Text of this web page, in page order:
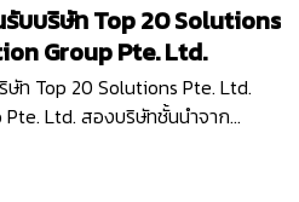
บบริษัท Top 20 Solutions
Group Pte. Ltd.
ษัท Top 20 Solutions Pte. Ltd.
Ltd. สองบริษัทชั้นนำจาก
ลี่ยนข้อมูล…